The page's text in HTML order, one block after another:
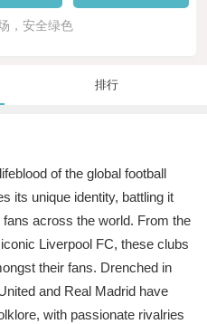
，安全绿色
排行
of the global football
its unique identity, battling it
across the world. From the
Liverpool FC, these clubs
their fans. Drenched in
and Real Madrid have
with passionate rivalries